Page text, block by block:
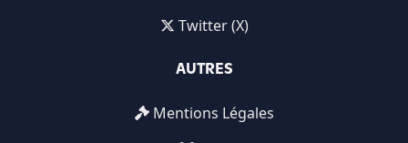
Twitter (X)
AUTRES
Mentions Légales